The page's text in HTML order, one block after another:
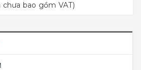
chưa bao gồm VAT)